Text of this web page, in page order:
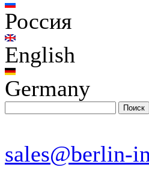
Россия
English
Germany
sales@berlin-